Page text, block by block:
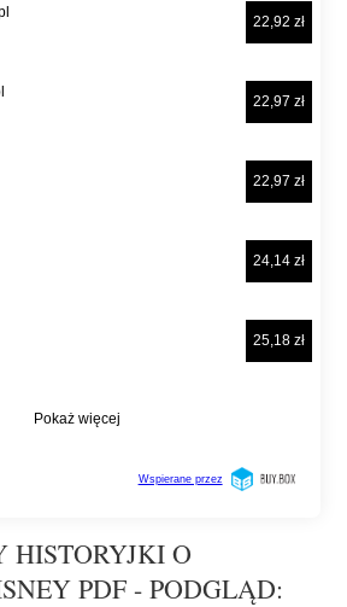
HISTORYJKI O
PDF - PODGLĄD: